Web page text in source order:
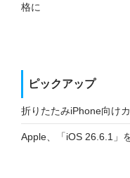
格に
ピックアップ
折りたたみiPhone向け
Apple、「iOS 26.6.1」